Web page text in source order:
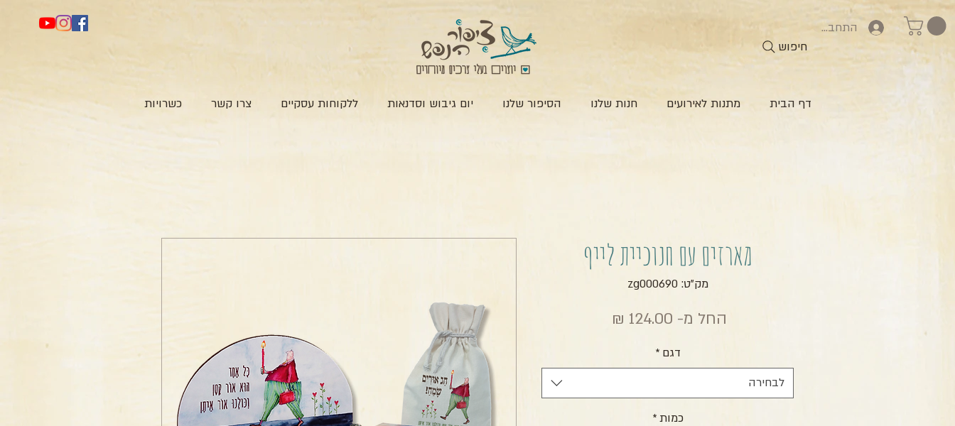
התחברות
חיפוש
דף הבית מתנות לאירועים חנות שלנו הסיפור שלנו יום גיבוש וסדנאות ללקוחות עסקיים צרו קשר כשרויות
מארזים עם חנוכיית לייף
מק"ט: zg000690
החל מ- 124.00 ₪
דגם *
לבחירה
כמות *